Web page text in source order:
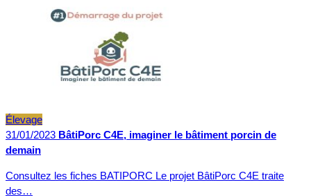
Élevage
31/01/2023 BâtiPorc C4E, imaginer le bâtiment porcin de
demain
Consultez les fiches BATIPORC Le projet BâtiPorc C4E traite
des…